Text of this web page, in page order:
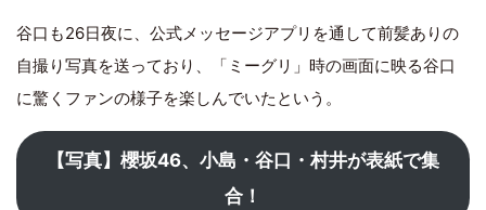
谷口も26日夜に、公式メッセージアプリを通して前髪ありの
自撮り写真を送っており、「ミーグリ」時の画面に映る谷口
に驚くファンの様子を楽しんでいたという。
【写真】櫻坂46、小島・谷口・村井が表紙で集
合！